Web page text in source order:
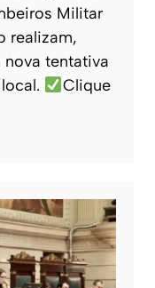
Militar
realizam,
tentativa
Clique